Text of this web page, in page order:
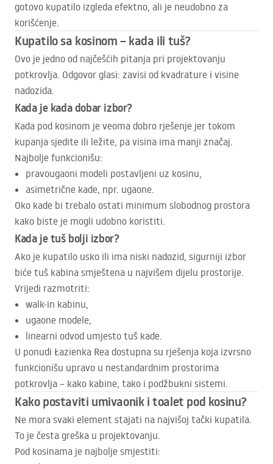
gotovo kupatilo izgleda efektno, ali je neudobno za
korišćenje.
Kupatilo sa kosinom – kada ili tuš?
Ovo je jedno od najčešćih pitanja pri projektovanju
potkrovlja. Odgovor glasi: zavisi od kvadrature i visine
nadozida.
Kada je kada dobar izbor?
Kada pod kosinom je veoma dobro rješenje jer tokom
kupanja sjedite ili ležite, pa visina ima manji značaj.
Najbolje funkcionišu:
pravougaoni modeli postavljeni uz kosinu,
asimetrične kade, npr. ugaone.
Oko kade bi trebalo ostati minimum slobodnog prostora
kako biste je mogli udobno koristiti.
Kada je tuš bolji izbor?
Ako je kupatilo usko ili ima niski nadozid, sigurniji izbor
biće tuš kabina smještena u najvišem dijelu prostorije.
Vrijedi razmotriti:
walk-in kabinu,
ugaone modele,
linearni odvod umjesto tuš kade.
U ponudi Łazienka Rea dostupna su rješenja koja izvrsno
funkcionišu upravo u nestandardnim prostorima
potkrovlja – kako kabine, tako i podžbukni sistemi.
Kako postaviti umivaonik i toalet pod kosinu?
Ne mora svaki element stajati na najvišoj tački kupatila.
To je česta greška u projektovanju.
Pod kosinama je najbolje smjestiti: